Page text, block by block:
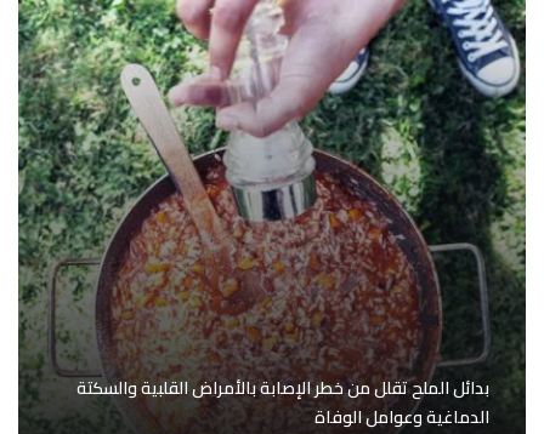
بدائل الملح تقلل من خطر الإصابة بالأمراض القلبية والسكتة
الدماغية وعوامل الوفاة